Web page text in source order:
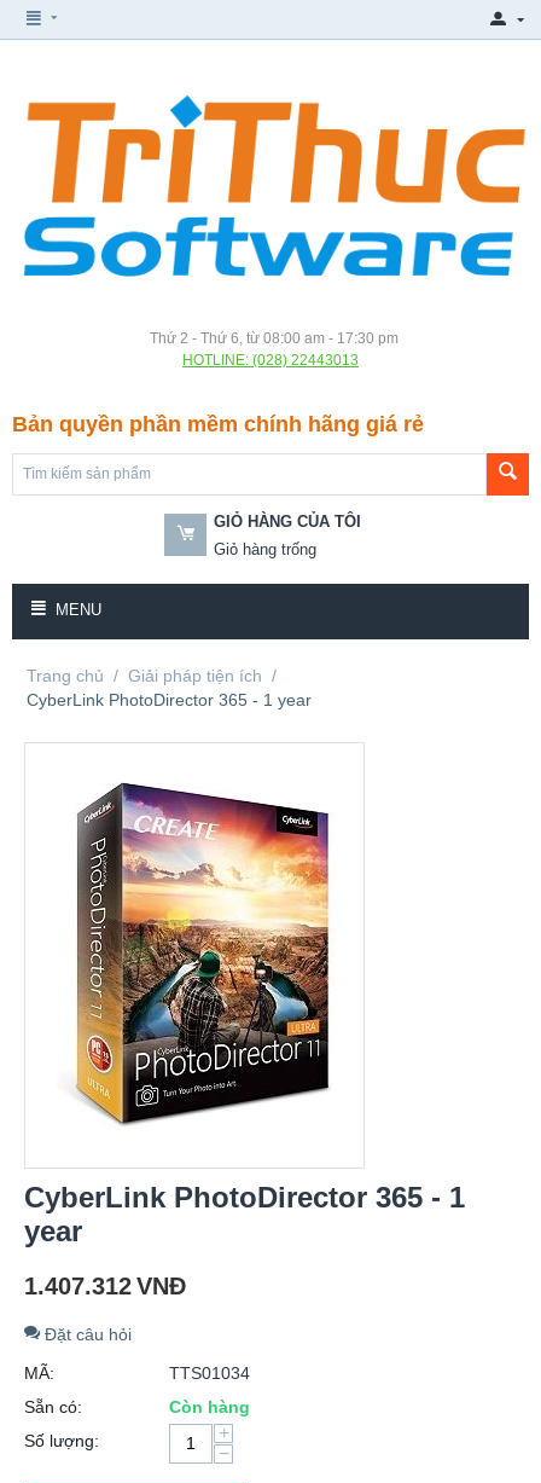
Thứ 2 - Thứ 6, từ 08:00 am - 17:30 pm
HOTLINE: (028) 22443013
Bản quyền phần mềm chính hãng giá rẻ
GIỎ HÀNG CỦA TÔI
Giỏ hàng trống
MENU
Trang chủ / Giải pháp tiện ích /
CyberLink PhotoDirector 365 - 1 year
CyberLink PhotoDirector 365 - 1
year
1.407.312VNĐ
Đặt câu hỏi
MÃ:
TTS01034
Sẵn có:
Còn hàng
Số lượng:
+
−